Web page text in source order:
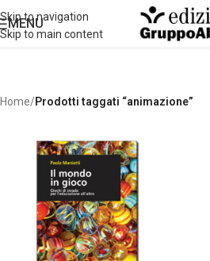
Skip to navigation
Skip to main content
MENU
Home/Prodotti taggati “animazione”